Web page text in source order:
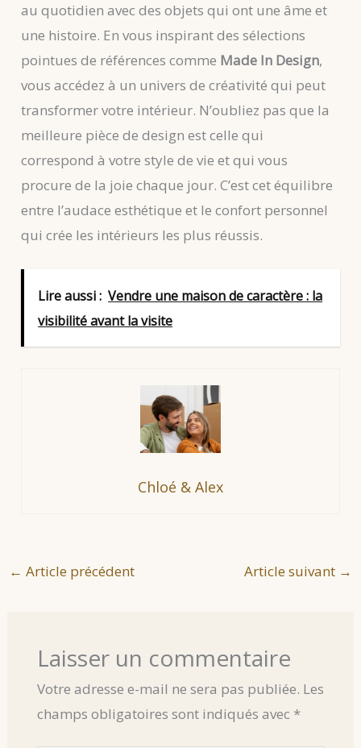
au quotidien avec des objets qui ont une âme et
une histoire. En vous inspirant des sélections
pointues de références comme Made In Design,
vous accédez à un univers de créativité qui peut
transformer votre intérieur. N’oubliez pas que la
meilleure pièce de design est celle qui
correspond à votre style de vie et qui vous
procure de la joie chaque jour. C’est cet équilibre
entre l’audace esthétique et le confort personnel
qui crée les intérieurs les plus réussis.
Lire aussi : Vendre une maison de caractère : la
visibilité avant la visite
Chloé & Alex
← Article précédent Article suivant →
Laisser un commentaire
Votre adresse e-mail ne sera pas publiée. Les
champs obligatoires sont indiqués avec *